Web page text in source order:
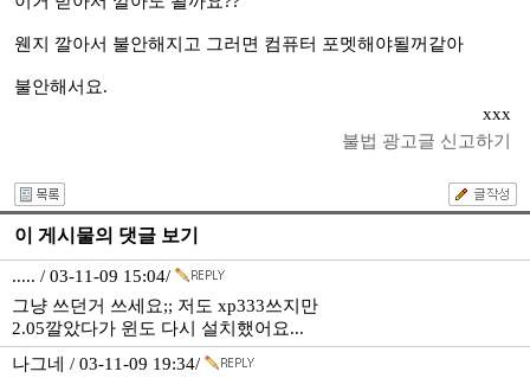
웬지 깔아서 불안해지고 그러면 컴퓨터 포멧해야될꺼같아
불안해서요.
xxx
불법 광고글 신고하기
이 게시물의 댓글 보기
..... / 03-11-09 15:04/
그냥 쓰던거 쓰세요;; 저도 xp333쓰지만
2.05깔았다가 윈도 다시 설치했어요...
나그네 / 03-11-09 19:34/